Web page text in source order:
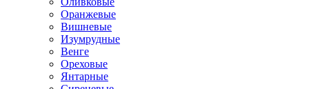
Оранжевые
Вишневые
Изумрудные
Венге
Ореховые
Янтарные